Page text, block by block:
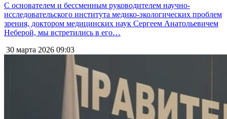
С основателем и бессменным руководителем научно-
исследовательского института медико-экологических проблем
зрения, доктором медицинских наук Сергеем Анатольевичем
Неберой, мы встретились в его…
30 марта 2026 09:03